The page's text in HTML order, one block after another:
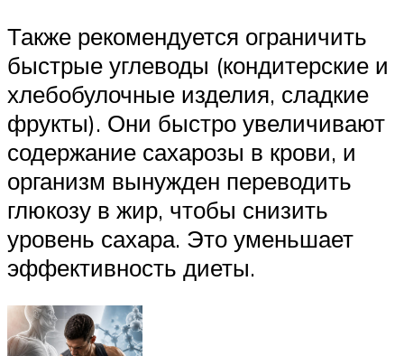
Также рекомендуется ограничить
быстрые углеводы (кондитерские и
хлебобулочные изделия, сладкие
фрукты). Они быстро увеличивают
содержание сахарозы в крови, и
организм вынужден переводить
глюкозу в жир, чтобы снизить
уровень сахара. Это уменьшает
эффективность диеты.